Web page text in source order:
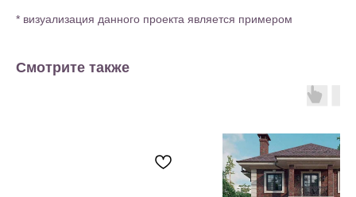
* визуализация данного проекта является примером
Смотрите также